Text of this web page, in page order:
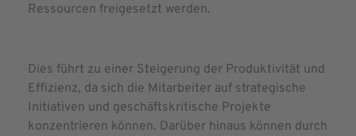
Ressourcen freigesetzt werden.
Dies führt zu einer Steigerung der Produktivität und
Effizienz, da sich die Mitarbeiter auf strategische
Initiativen und geschäftskritische Projekte
konzentrieren können. Darüber hinaus können durch